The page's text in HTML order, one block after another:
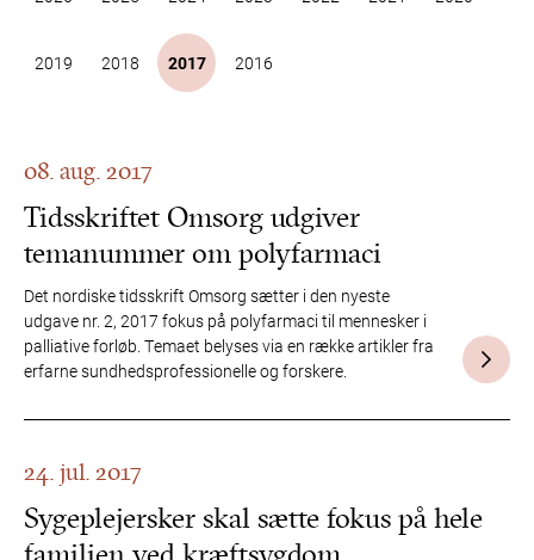
2019 2018 2017 2016
08. aug. 2017
Tidsskriftet Omsorg udgiver
temanummer om polyfarmaci
Det nordiske tidsskrift Omsorg sætter i den nyeste
udgave nr. 2, 2017 fokus på polyfarmaci til mennesker i
palliative forløb. Temaet belyses via en række artikler fra
erfarne sundhedsprofessionelle og forskere.
24. jul. 2017
Sygeplejersker skal sætte fokus på hele